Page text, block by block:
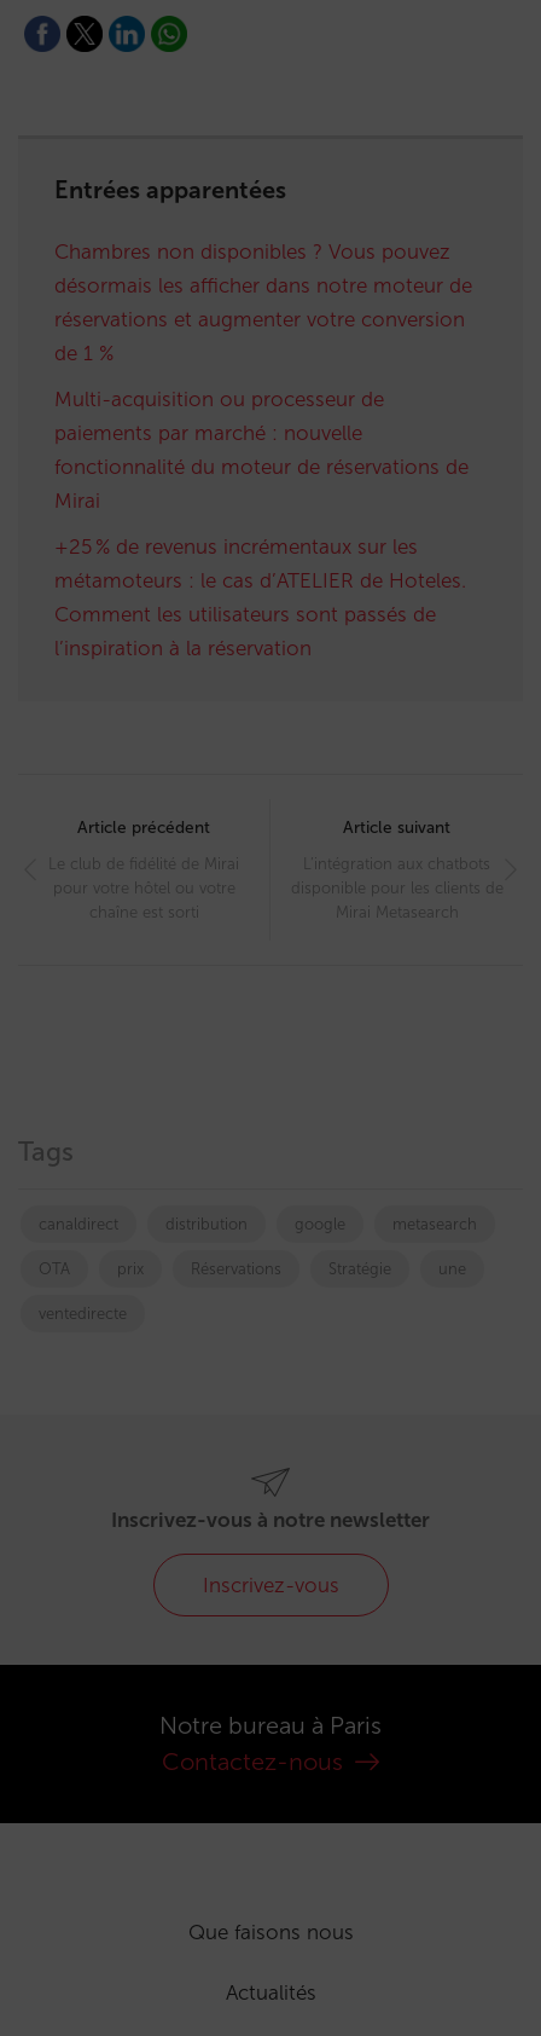
Entrées apparentées
Chambres non disponibles ? Vous pouvez
désormais les afficher dans notre moteur de
réservations et augmenter votre conversion
de 1 %
Multi-acquisition ou processeur de
paiements par marché : nouvelle
fonctionnalité du moteur de réservations de
Mirai
+25 % de revenus incrémentaux sur les
métamoteurs : le cas d’ATELIER de Hoteles.
Comment les utilisateurs sont passés de
l’inspiration à la réservation
navigation
Article précédent
Le club de fidélité de Mirai
pour votre hôtel ou votre
chaîne est sorti
Article suivant
L’intégration aux chatbots
disponible pour les clients de
Mirai Metasearch
Tags
canaldirect distribution google metasearch
OTA prix Réservations Stratégie une
ventedirecte
Inscrivez-vous à notre newsletter
Inscrivez-vous
Notre bureau à Paris
Contactez-nous
Que faisons nous
Actualités